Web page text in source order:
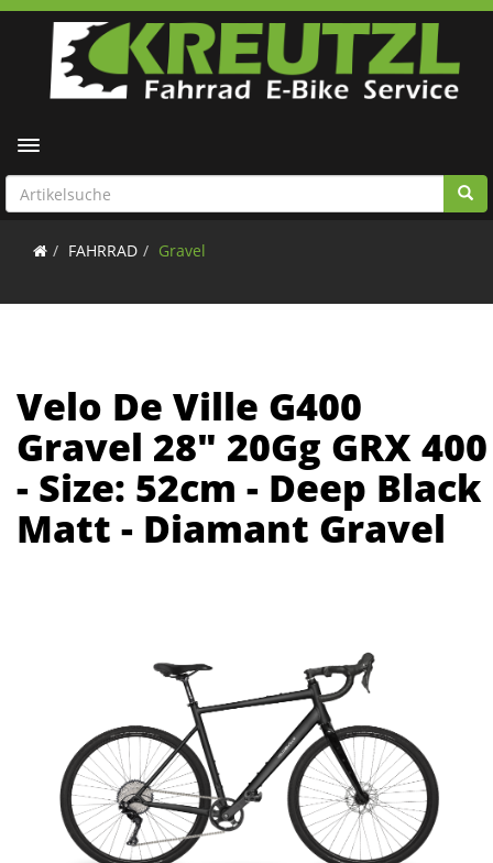
Toggle navigation
FAHRRAD Gravel
Velo De Ville G400
Gravel 28" 20Gg GRX 400
- Size: 52cm - Deep Black
Matt - Diamant Gravel